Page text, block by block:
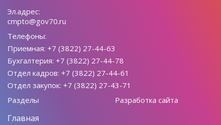
Эл.адрес:
cmpto@gov70.ru
Телефоны:
Приемная: +7 (3822) 27-44-63
Бухгалтерия: +7 (3822) 27-44-78
Отдел кадров: +7 (3822) 27-44-61
Отдел закупок: +7 (3822) 27-43-71
Разделы
Главная
Разработка сайта